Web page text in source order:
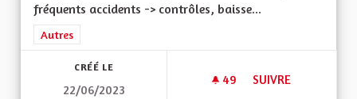
fréquents accidents -> contrôles, baisse...
Filtrer les résultats de la catégorie : Autres
Autres
CRÉÉ LE
22/06/2023
49 49 ABONNÉS
SUIVRE